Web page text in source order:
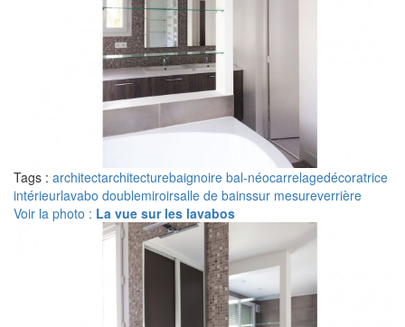
Tags : architectarchitecturebaignoire bal-néocarrelagedécoratrice
intérieurlavabo doublemiroirsalle de bainssur mesureverrière
Voir la photo : La vue sur les lavabos